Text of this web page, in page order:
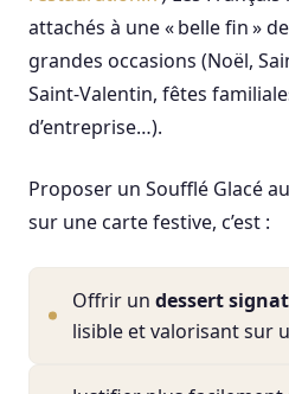
attachés à une « belle fin »
grandes occasions (Noël,
Saint‑Valentin, fêtes
d’entreprise…).
Proposer un Soufflé Glacé
sur une carte festive, c’est :
Offrir un dessert
lisible et valorisant sur